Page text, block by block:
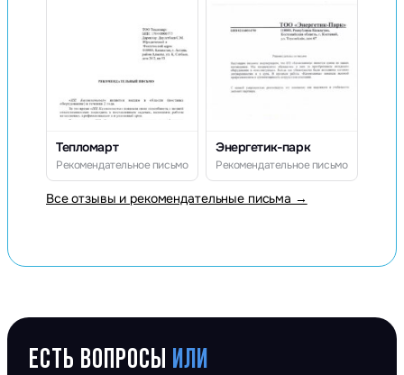
Тепломарт
Рекомендательное письмо
Энергетик-парк
Рекомендательное письмо
Все отзывы и рекомендательные письма →
ЕСТЬ ВОПРОСЫ ИЛИ